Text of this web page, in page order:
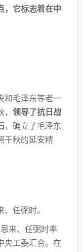
，它标志着在中
和毛泽东等老一
，领导了抗日战
，确立了毛泽东
千秋的延安精
任弼时。
来、任弼时率
央工委汇合。在